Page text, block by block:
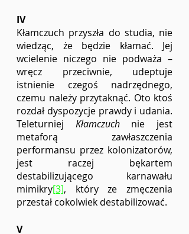
IV
Kłamczuch przyszła do studia, nie
wiedząc, że będzie kłamać. Jej
wcielenie niczego nie podważa –
wręcz przeciwnie, udeptuje
istnienie czegoś nadrzędnego,
czemu należy przytaknąć. Oto ktoś
rozdał dyspozycje prawdy i udania.
Teleturniej Kłamczuch nie jest
metaforą zawłaszczenia
performansu przez kolonizatorów,
jest raczej bękartem
destabilizującego karnawału
mimikry[3], który ze zmęczenia
przestał cokolwiek destabilizować.
V